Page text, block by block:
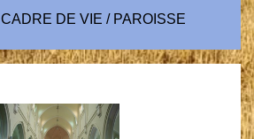
CADRE DE VIE / PAROISSE